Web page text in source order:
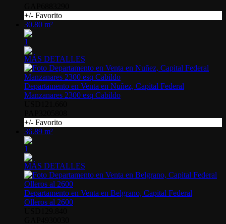
+/- Favorito
30.80 m²
1
MÁS DETALLES
Departamento en Venta en Nuñez, Capital Federal
Manzanares 2300 esq Cabildo
+/- Favorito
36.89 m²
1
MÁS DETALLES
Departamento en Venta en Belgrano, Capital Federal
Olleros al 2600